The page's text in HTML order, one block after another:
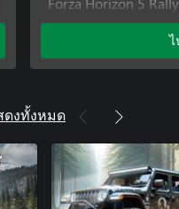
Forza Horizon 5
Forza Motorsport
Forza Horizon 5 VIP
Forza Horizon 5
Forza Motorsport
ไ
ดงทั้งหมด